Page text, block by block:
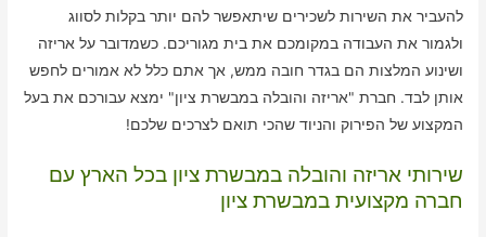
להעביר את השירות לשכירים שיתאפשר להם יותר בקלות לסווג
ולגמור את העבודה במקומכם את בית מגוריכם. כשמדובר על אריזה
ושינוע המלצות הם בגדר חובה ממש, אך אתם כלל לא אמורים לחפש
אותן לבד. חברת "אריזה והובלה במבשרת ציון" ימצא עבורכם את בעל
המקצוע של הפירוק והניוד שהכי תואם לצרכים שלכם!
שירותי אריזה והובלה במבשרת ציון בכל הארץ עם
חברה מקצועית במבשרת ציון